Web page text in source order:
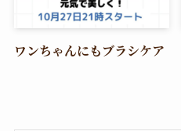
ワンちゃんにもブラシケア